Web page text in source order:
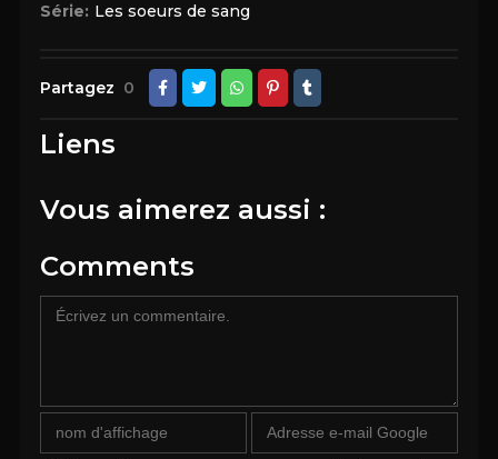
Série: Les soeurs de sang
Partagez 0
Liens
Vous aimerez aussi :
Comments